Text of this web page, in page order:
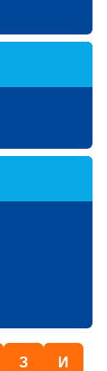
З И